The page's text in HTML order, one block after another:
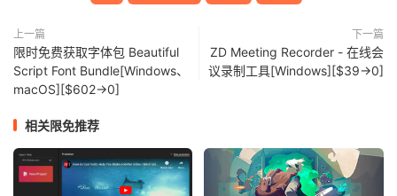
上一篇
限时免费获取字体包 Beautiful
Script Font Bundle[Windows、
macOS][$602→0]
下一篇
ZD Meeting Recorder - 在线会
议录制工具[Windows][$39→0]
相关限免推荐